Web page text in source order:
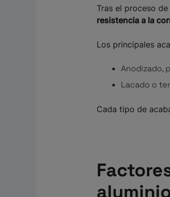
Tras el proceso
resistencia a la
Los principales
Anodizado,
Lacado o
Cada tipo de